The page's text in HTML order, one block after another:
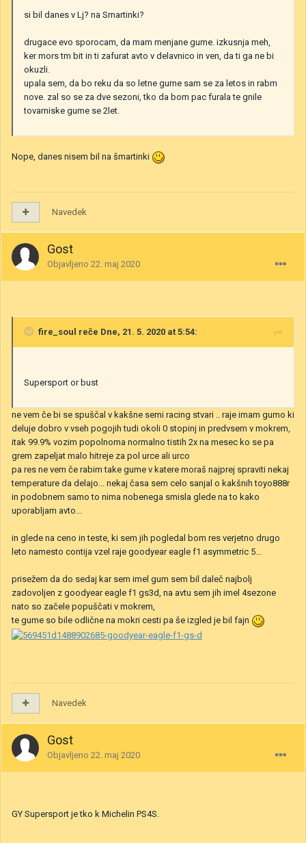
si bil danes v Lj? na Smartinki?
drugace evo sporocam, da mam menjane gume. izkusnja meh,
ker mors tm bit in ti zafurat avto v delavnico in ven, da ti ga ne bi
okuzli.
upala sem, da bo reku da so letne gume sam se za letos in rabm
nove. zal so se za dve sezoni, tko da bom pac furala te gnile
tovarniske gume se 2let.
Nope, danes nisem bil na šmartinki
Navedek
Gost
Objavljeno 22. maj 2020
fire_soul reče Dne, 21. 5. 2020 at 5:54:
Supersport or bust
ne vem če bi se spuščal v kakšne semi racing stvari .. raje imam gumo ki
deluje dobro v vseh pogojih tudi okoli 0 stopinj in predvsem v mokrem,
itak 99.9% vozim popolnoma normalno tistih 2x na mesec ko se pa
grem zapeljat malo hitreje za pol urce ali urco
pa res ne vem če rabim take gume v katere moraš najprej spraviti nekaj
temperature da delajo... nekaj časa sem celo sanjal o kakšnih toyo888r
in podobnem samo to nima nobenega smisla glede na to kako
uporabljam avto...
in glede na ceno in teste, ki sem jih pogledal bom res verjetno drugo
leto namesto contija vzel raje goodyear eagle f1 asymmetric 5...
prisežem da do sedaj kar sem imel gum sem bil daleč najbolj
zadovoljen z goodyear eagle f1 gs3d, na avtu sem jih imel 4sezone
nato so začele popuščati v mokrem,
te gume so bile odlične na mokri cesti pa še izgled je bil fajn
Navedek
Gost
Objavljeno 22. maj 2020
GY Supersport je tko k Michelin PS4S.